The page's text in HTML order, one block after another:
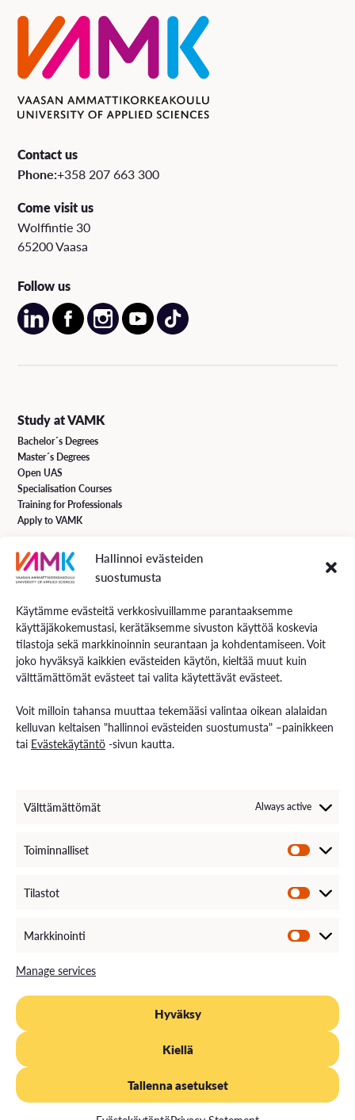
Hallinnoi evästeiden
suostumusta
Käytämme evästeitä verkkosivuillamme parantaaksemme
käyttäjäkokemustasi, kerätäksemme sivuston käyttöä koskevia
tilastoja sekä markkinoinnin seurantaan ja kohdentamiseen. Voit
joko hyväksyä kaikkien evästeiden käytön, kieltää muut kuin
välttämättömät evästeet tai valita käytettävät evästeet.
Voit milloin tahansa muuttaa tekemääsi valintaa oikean alalaidan
kelluvan keltaisen "hallinnoi evästeiden suostumusta" –painikkeen
tai Evästekäytäntö -sivun kautta.
Välttämättömät Always active
Toiminnalliset
Tilastot
Markkinointi
Manage services
Hyväksy
Kiellä
Tallenna asetukset
Contact us
Phone:+358 207 663 300
Come visit us
Wolffintie 30
65200 Vaasa
Follow us
Study at VAMK
Bachelor´s Degrees
Master´s Degrees
Open UAS
Specialisation Courses
Training for Professionals
Apply to VAMK
VAMK Services
Services for Business
Services for students
Energiaa online newspaper
Contact us and visiting hours
Staff Search
EXAM – electronic exam
Come Work with Us
PRIVACY STATEMENT EVÄSTEKÄYTÄNTÖ
DOCUMENT PUBLICITY DESCRIPTION